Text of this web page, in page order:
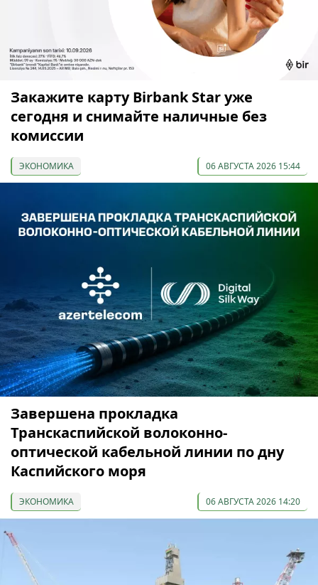
Закажите карту Birbank Star уже
сегодня и снимайте наличные без
комиссии
ЭКОНОМИКА 06 АВГУСТА 2026 15:44
Завершена прокладка
Транскаспийской волоконно-
оптической кабельной линии по дну
Каспийского моря
ЭКОНОМИКА 06 АВГУСТА 2026 14:20